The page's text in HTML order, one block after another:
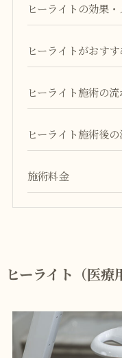
ヒーライトの効果・
ヒーライトがおす
ヒーライト施術の
ヒーライト施術後
施術料金
ヒーライト（医